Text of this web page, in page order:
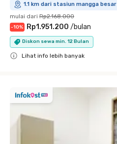
1.1 km dari stasiun mangga besar
mulai dari Rp2.168.000
-10% Rp1.951.200 /bulan
Diskon sewa min. 12 Bulan
Lihat info lebih banyak